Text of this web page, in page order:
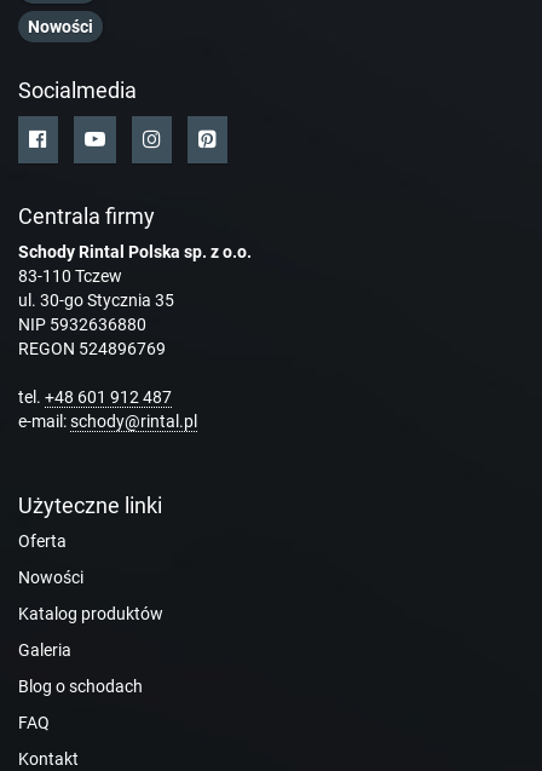
Nowości
Socialmedia
Centrala firmy
Schody Rintal Polska sp. z o.o.
83-110 Tczew
ul. 30-go Stycznia 35
NIP 5932636880
REGON 524896769
tel. +48 601 912 487
e-mail:schody@rintal.pl
Użyteczne linki
Oferta
Nowości
Katalog produktów
Galeria
Blog o schodach
FAQ
Kontakt